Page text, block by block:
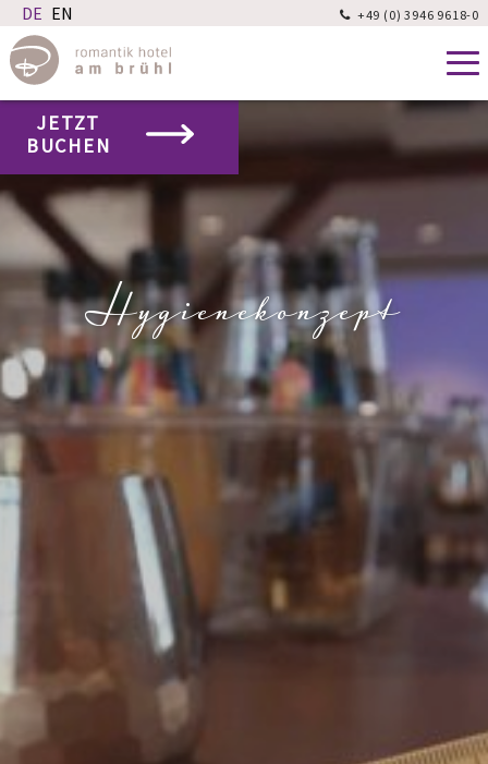
 +49 (0) 3946 9618-0
Hygienekonzept
JETZT
BUCHEN